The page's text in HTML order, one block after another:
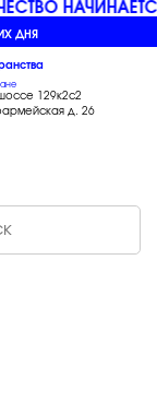
ДНЯ
129к2с2
д. 26